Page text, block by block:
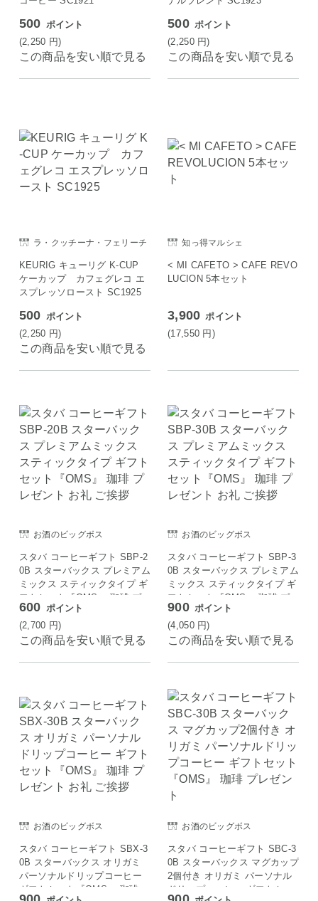
500 ポイント
(2,250 円)
この商品を安い順で見る
500 ポイント
(2,250 円)
この商品を安い順で見る
ラ・クッチーナ・フェリーチ
KEURIG キューリグ K-CUP
ケーカップ カフェグレコ エ
スプレッソロースト SC1925
500 ポイント
(2,250 円)
この商品を安い順で見る
知っ得マルシェ
< MI CAFETO > CAFE REVO
LUCION 5本セット
3,900 ポイント
(17,550 円)
お酒のビッグボス
スタバ コーヒーギフト SBP-2
0B スターバックス プレミアム
ミックス スティックタイプ ギ
フトセット『OMS』 珈琲 プ
レゼント お礼 ご挨拶
600 ポイント
(2,700 円)
この商品を安い順で見る
お酒のビッグボス
スタバ コーヒーギフト SBP-3
0B スターバックス プレミアム
ミックス スティックタイプ ギ
フトセット『OMS』 珈琲 プ
レゼント お礼 ご挨拶
900 ポイント
(4,050 円)
この商品を安い順で見る
お酒のビッグボス
スタバ コーヒーギフト SBX-3
0B スターバックス オリガミ
パーソナルドリップコーヒー
ギフトセット『OMS』 珈琲
お酒のビッグボス
スタバ コーヒーギフト SBC-3
0B スターバックス マグカップ
2個付き オリガミ パーソナル
ドリップコーヒー ギフトセッ